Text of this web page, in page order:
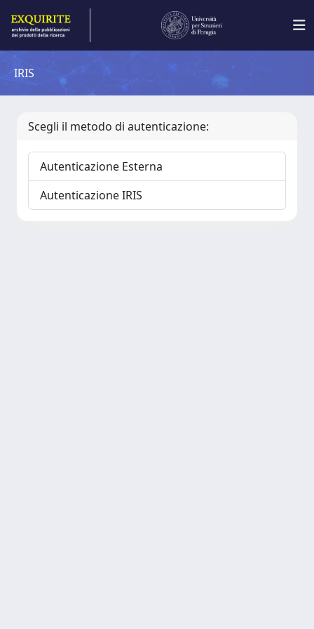
IRIS
Scegli il metodo di autenticazione:
Autenticazione Esterna
Autenticazione IRIS